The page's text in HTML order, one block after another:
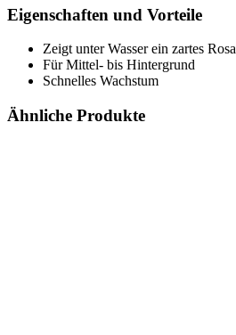
Eigenschaften und Vorteile
Zeigt unter Wasser ein zartes Rosa
Für Mittel- bis Hintergrund
Schnelles Wachstum
Ähnliche Produkte